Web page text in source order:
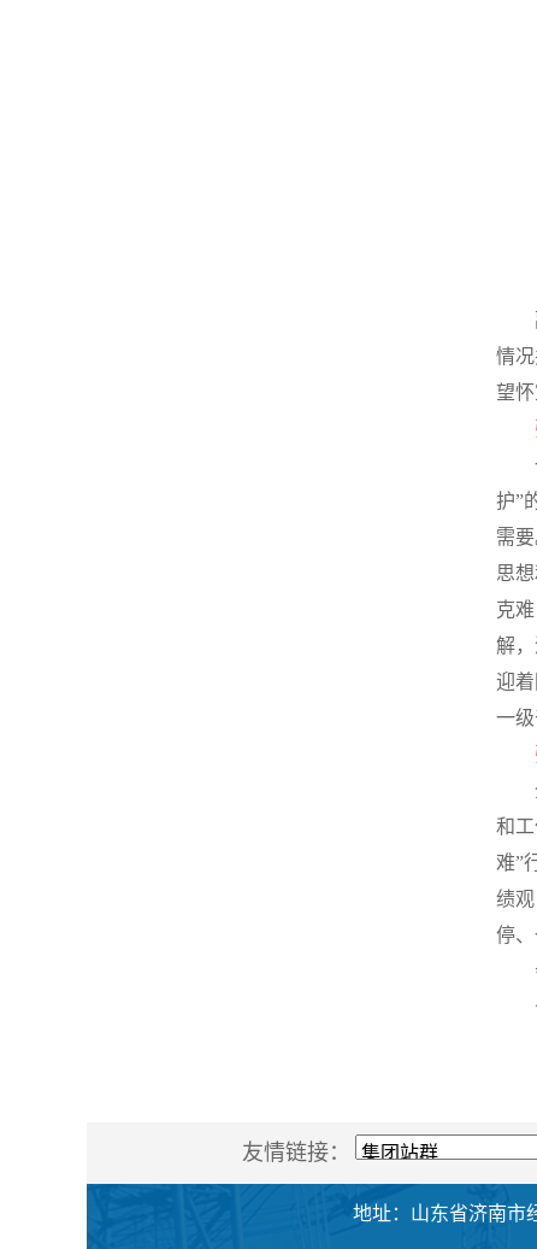
情
望
护”
需
思
克
解
迎
一
和
难”
绩
停
友情链接：
地址：山东省济南市